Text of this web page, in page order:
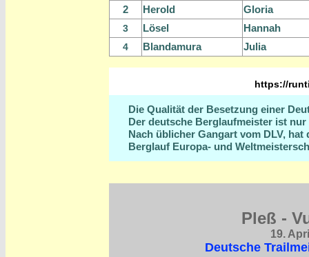
2 Herold Gloria
3 Lösel Hannah
4 Blandamura Julia
https://
Die Qualität der Besetzung einer
Der deutsche Berglaufmeister ist
Nach üblicher Gangart vom DLV,
Berglauf Europa- und
Pleß -
19.
Deutsche